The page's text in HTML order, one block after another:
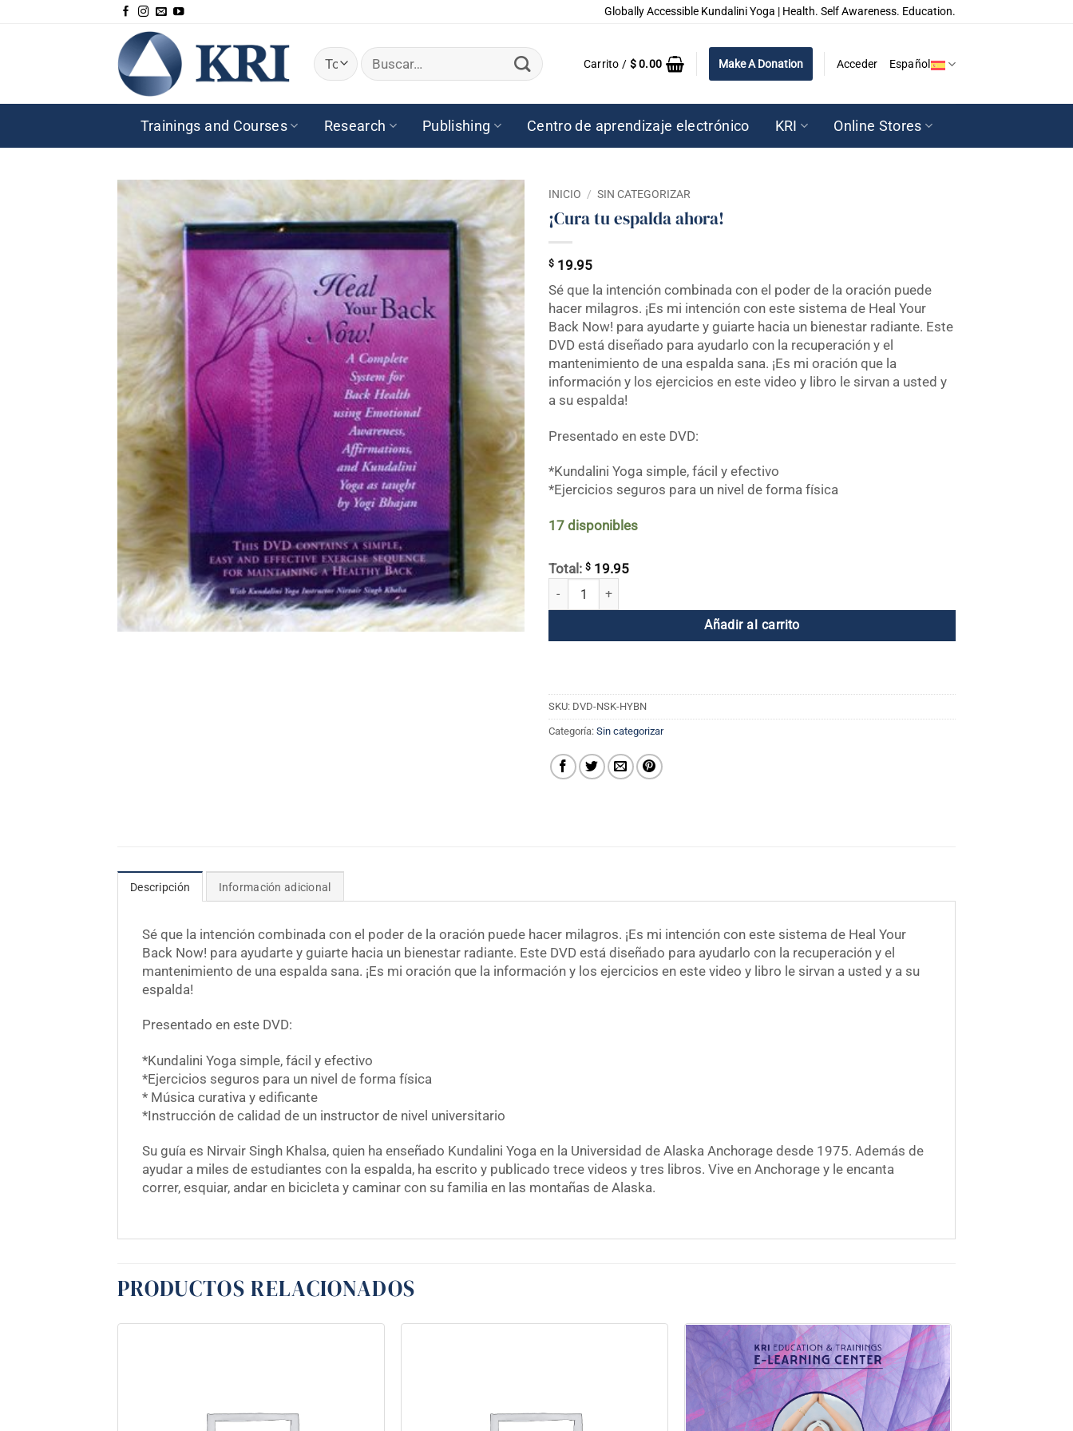
Globally Accessible Kundalini Yoga | Health. Self Awareness. Education.
Buscar
por:
Carrito / $0.00 Make A Donation Acceder Español
Trainings and Courses Research Publishing Centro de aprendizaje electrónico KRI Online Stores
INICIO / SIN CATEGORIZAR
¡Cura tu espalda ahora!
$ 19.95
Sé que la intención combinada con el poder de la oración puede
hacer milagros. ¡Es mi intención con este sistema de Heal Your
Back Now! para ayudarte y guiarte hacia un bienestar radiante. Este
DVD está diseñado para ayudarlo con la recuperación y el
mantenimiento de una espalda sana. ¡Es mi oración que la
información y los ejercicios en este video y libro le sirvan a usted y
a su espalda!
Presentado en este DVD:
*Kundalini Yoga simple, fácil y efectivo
*Ejercicios seguros para un nivel de forma física
17 disponibles
Total: $ 19.95
¡Cura tu espalda ahora! cantidad
Añadir al carrito
SKU: DVD-NSK-HYBN
Categoría: Sin categorizar
Descripción Información adicional
Sé que la intención combinada con el poder de la oración puede hacer milagros. ¡Es mi intención con este sistema de Heal Your
Back Now! para ayudarte y guiarte hacia un bienestar radiante. Este DVD está diseñado para ayudarlo con la recuperación y el
mantenimiento de una espalda sana. ¡Es mi oración que la información y los ejercicios en este video y libro le sirvan a usted y a su
espalda!
Presentado en este DVD:
*Kundalini Yoga simple, fácil y efectivo
*Ejercicios seguros para un nivel de forma física
* Música curativa y edificante
*Instrucción de calidad de un instructor de nivel universitario
Su guía es Nirvair Singh Khalsa, quien ha enseñado Kundalini Yoga en la Universidad de Alaska Anchorage desde 1975. Además de
ayudar a miles de estudiantes con la espalda, ha escrito y publicado trece videos y tres libros. Vive en Anchorage y le encanta
correr, esquiar, andar en bicicleta y caminar con su familia en las montañas de Alaska.
PRODUCTOS RELACIONADOS